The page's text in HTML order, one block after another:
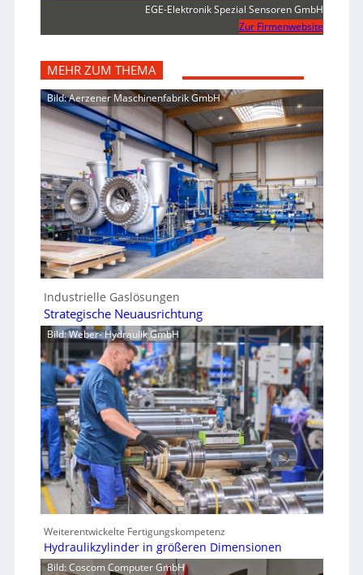
EGE-Elektronik Spezial Sensoren GmbH
Zur Firmenwebsite
MEHR ZUM THEMA
Bild: Aerzener Maschinenfabrik GmbH
Industrielle Gaslösungen
Strategische Neuausrichtung
Bild: Weber- Hydraulik GmbH
Weiterentwickelte Fertigungskompetenz
Hydraulikzylinder in größeren Dimensionen
Bild: Coscom Computer GmbH